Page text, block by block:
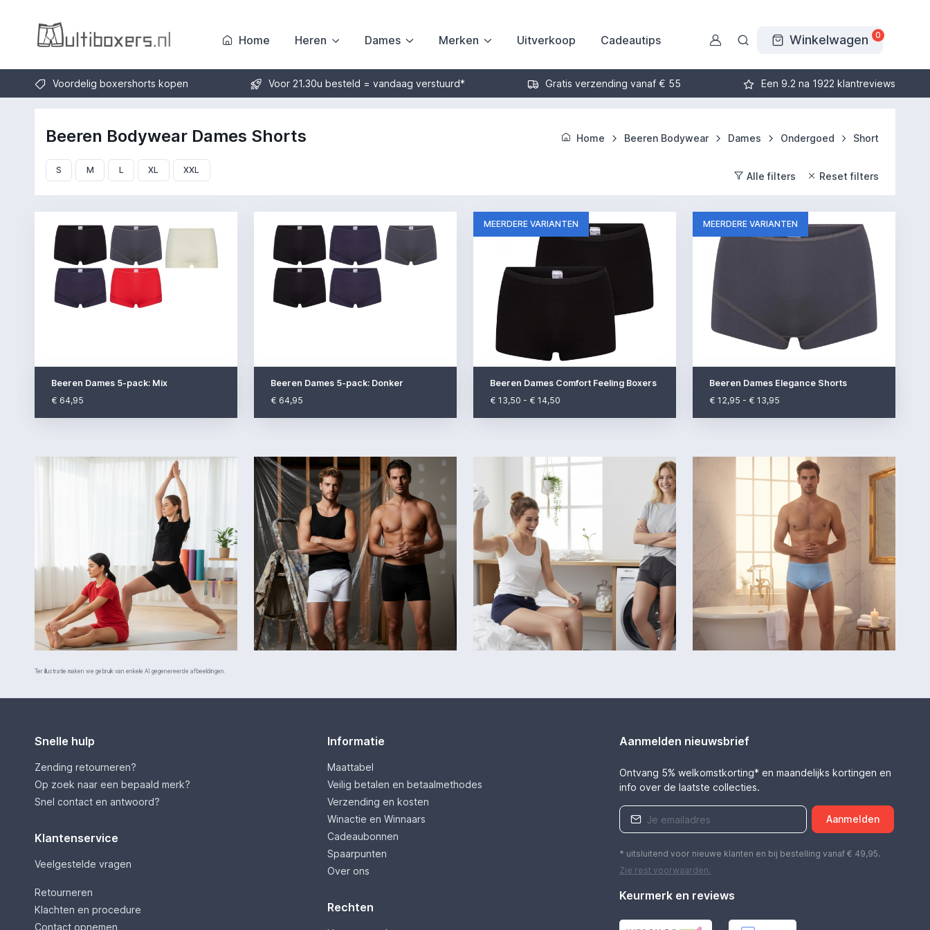
Home Heren Dames Merken Uitverkoop Cadeautips Winkelwagen 0
Voordelig boxershorts kopen Voor 21.30u besteld = vandaag verstuurd* Gratis verzending vanaf € 55 Een 9.2 na 1922 klantreviews
Home Beeren Bodywear Dames Ondergoed Short
Beeren Bodywear Dames Shorts
S M L XL XXL Alle filters Reset filters
Beeren Dames 5-pack: Mix
€ 64,95
Beeren Dames 5-pack: Donker
€ 64,95
MEERDERE VARIANTEN
Beeren Dames Comfort Feeling Boxers
€ 13,50 - € 14,50
MEERDERE VARIANTEN
Beeren Dames Elegance Shorts
€ 12,95 - € 13,95
Ter illustratie maken we gebruik van enkele AI gegenereerde afbeeldingen.
Snelle hulp
Zending retourneren?
Op zoek naar een bepaald merk?
Snel contact en antwoord?
Klantenservice
Veelgestelde vragen
Retourneren
Klachten en procedure
Contact opnemen
Informatie
Maattabel
Veilig betalen en betaalmethodes
Verzending en kosten
Winactie en Winnaars
Cadeaubonnen
Spaarpunten
Over ons
Rechten
Aanmelden nieuwsbrief
Ontvang 5% welkomstkorting* en maandelijks kortingen en
info over de laatste collecties.
Aanmelden
* uitsluitend voor nieuwe klanten en bij bestelling vanaf € 49,95.
Zie rest voorwaarden.
Keurmerk en reviews